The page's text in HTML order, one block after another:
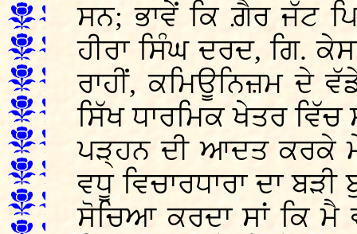
ਸਨ; ਭਾਵੇਂ ਕਿ ਗ਼ੈਰ ਜੱਟ
ਹੀਰਾ ਸਿੰਘ ਦਰਦ, ਗਿ.
ਰਾਹੀਂ, ਕਮਿਊਨਿਜ਼ਮ ਦੇ
ਸਿੱਖ ਧਾਰਮਿਕ ਖੇਤਰ ਵਿੱਚ
ਪੜ੍ਹਨ ਦੀ ਆਦਤ ਕਰਕੇ
ਵਧੂ ਵਿਚਾਰਧਾਰਾ ਦਾ
ਸੋਚਿਆ ਕਰਦਾ ਸਾਂ ਕਿ ਮੈ